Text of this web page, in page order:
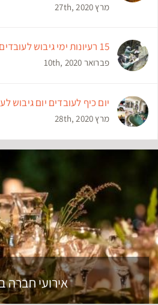
מרץ 27th, 2020
15 רעיונות ימי גיבוש לעובדים -חורף בצפון
פברואר 10th, 2020
יום כיף לעובדים יום גיבוש
מרץ 28th, 2020
אירועי חברה